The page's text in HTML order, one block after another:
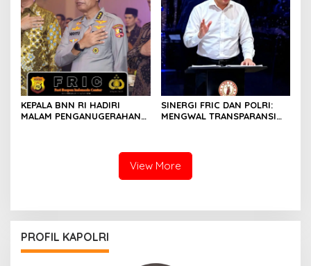
KEPALA BNN RI HADIRI
MALAM PENGANUGERAHAN
SINERGI FRIC DAN POLRI:
MENGWAL TRANSPARANSI
View More
PROFIL KAPOLRI